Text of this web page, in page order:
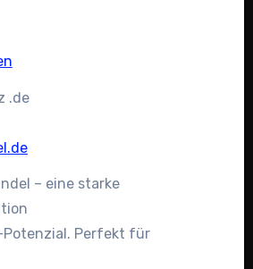
.de
– eine starke
Perfekt für